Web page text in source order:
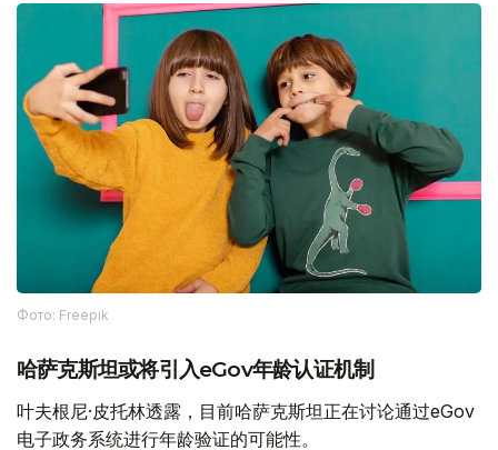
Фото: Freepik
哈萨克斯坦或将引入eGov年龄认证机制
叶夫根尼·皮托林透露，目前哈萨克斯坦正在讨论通过eGov
电子政务系统进行年龄验证的可能性。